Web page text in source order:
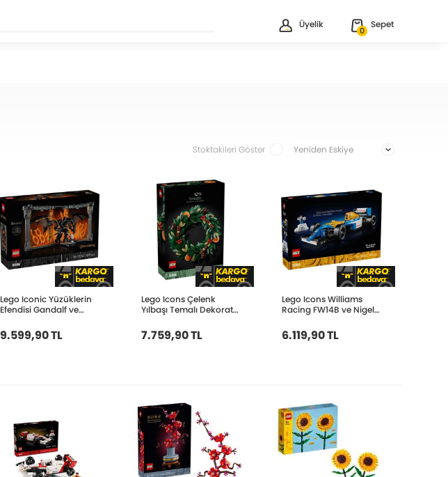
Üyelik
0
Sepet
Stoktakileri Göster
Lego Iconic Yüzüklerin
Efendisi Gandalf ve
9.599,90 TL
Lego Icons Çelenk
Yılbaşı Temalı Dekoratif
7.759,90 TL
Lego Icons Williams
Racing FW14B ve Nigel
6.119,90 TL